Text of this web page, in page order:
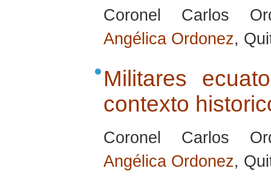
Coronel Carlos
Angélica Ordonez,
Militares
contexto
Coronel Carlos
Angélica Ordonez,